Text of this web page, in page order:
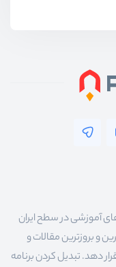
آموزشی در سطح ایران
و بروزترین مقالات و
دهد. تبدیل کردن برنامه